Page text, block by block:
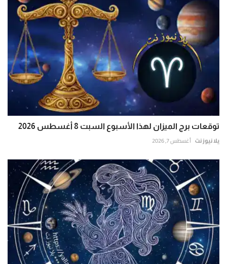
توقعات برج الميزان لهذا الأسبوع السبت 8 أغسطس 2026
يلا نيوز نت أغسطس 7, 2026